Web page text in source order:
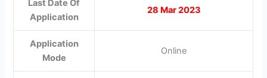
Last Date Of
Application
28 Mar 2023
Application
Mode
Online